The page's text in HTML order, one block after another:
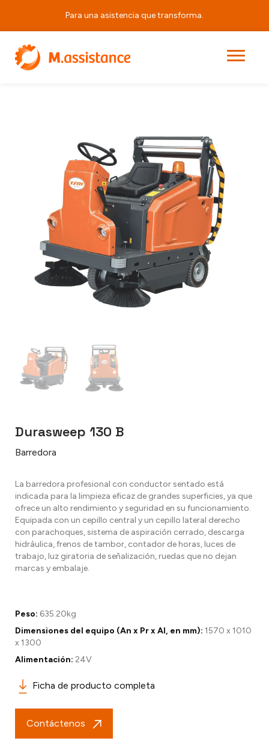
Para una asistencia que transforma.
Principal
Durasweep 130 B
Barredora
La barredora profesional con conductor sentado está
indicada para la limpieza eficaz de grandes superficies, ya que
ofrece un alto rendimiento y seguridad en su funcionamiento.
Equipada con un cepillo central y un cepillo lateral derecho
con parachoques, sistema de aspiración cerrado, descarga
hidráulica, frenos de tambor, contador de horas, luces de
trabajo, luz giratoria de señalización, ruedas que no dejan
marcas y embalaje.
Peso: 635.20kg
Dimensiones del equipo (An x Pr x Al, en mm): 1570 x 1010
x 1300
Alimentación: 24V
Ficha de producto completa
Contáctenos